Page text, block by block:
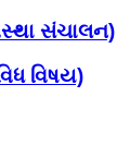
સંચાલન)
વિષય)